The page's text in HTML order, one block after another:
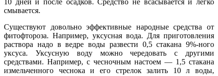
смывается.
Существуют довольно эффективные народные средства от
фитофтороза. Например, уксусная вода. Для приготовления
раствора надо в ведре воды развести 0,5 стакана 9%-ного
уксуса. Уксусную воду можно чередовать с другими
средствами. Например, с чесночным настоем — 1,5 стакана
измельченного чеснока и его стрелок залить 10 л воды,